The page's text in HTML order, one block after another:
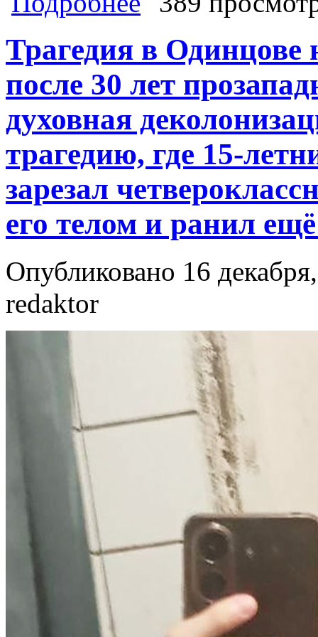
Трагедия в Одинцове
после 30 лет
духовная
трагедию, где 15-
зарезал
его телом и ранил
Опубликовано 16
redaktor